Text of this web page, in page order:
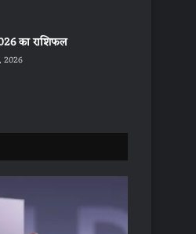
का राशिफल
2026